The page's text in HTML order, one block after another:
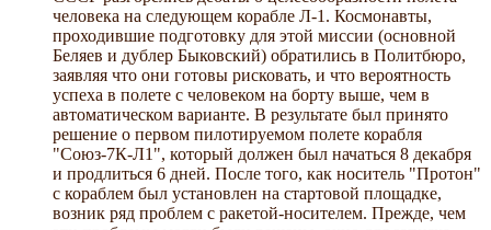
человека на следующем корабле Л-1. Космонавты,
проходившие подготовку для этой миссии (основной
Беляев и дублер Быковский) обратились в Политбюро,
заявляя что они готовы рисковать, и что вероятность
успеха в полете с человеком на борту выше, чем в
автоматическом варианте. В результате был принято
решение о первом пилотируемом полете корабля
"Союз-7К-Л1", который должен был начаться 8 декабря
и продлиться 6 дней. После того, как носитель "Протон"
с кораблем был установлен на стартовой площадке,
возник ряд проблем с ракетой-носителем. Прежде, чем